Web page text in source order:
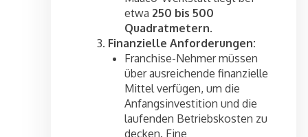
etwa 250 bis 500
Quadratmetern.
Finanzielle Anforderungen:
Franchise-Nehmer müssen
über ausreichende finanzielle
Mittel verfügen, um die
Anfangsinvestition und die
laufenden Betriebskosten zu
decken. Eine